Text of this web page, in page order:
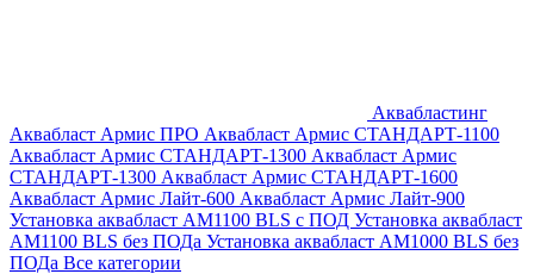
Аквабластинг
Аквабласт Армис ПРО Аквабласт Армис СТАНДАРТ-1100
Аквабласт Армис СТАНДАРТ-1300 Аквабласт Армис
СТАНДАРТ-1300 Аквабласт Армис СТАНДАРТ-1600
Аквабласт Армис Лайт-600 Аквабласт Армис Лайт-900
Установка аквабласт AM1100 BLS с ПОД Установка аквабласт
AM1100 BLS без ПОДа Установка аквабласт AM1000 BLS без
ПОДа Все категории